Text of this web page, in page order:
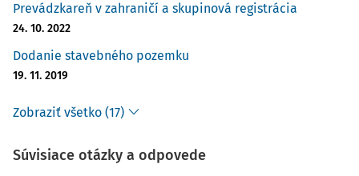
Prevádzkareň v zahraničí a skupinová registrácia
24. 10. 2022
Dodanie stavebného pozemku
19. 11. 2019
Zobraziť všetko (17)
Súvisiace otázky a odpovede